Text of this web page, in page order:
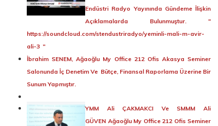
Endüstri Radyo Yayınında Gündeme İlişkin
Açıklamalarda Bulunmuştur. "
https://soundcloud.com/stendustriradyo/yeminli-mali-m-avir-
ali-3 "
İbrahim SENEM, Ağaoğlu My Office 212 Ofis Akasya Seminer
Salonunda İç Denetim Ve Bütçe, Finansal Raporlama Üzerine Bir
Sunum Yapmıştır.
YMM Ali ÇAKMAKCI Ve SMMM Ali
GÜVEN Ağaoğlu My Office 212 Ofis Seminer